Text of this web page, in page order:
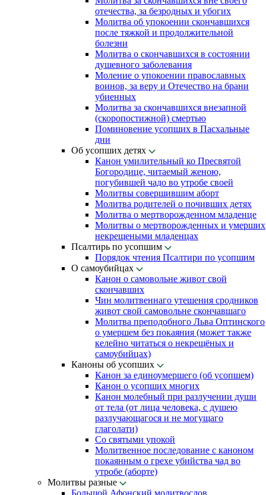
отечества, за безродных и убогих
Молитва об упокоении скончавшихся
после тяжкой и продолжительной
болезни
Молитва о скончавшихся в состоянии
душевного заболевания
Моление о упокоении православных
воинов, за веру и Отечество на брани
убиенных
Молитва за скончавшихся внезапной
(скоропостижной) смертью
Поминовение усопших в Пасхальные
дни
Об усопших детях
Канон умилительный ко Пресвятой
Богородице, читаемый женою,
погубившей чадо во утробе своей
Молитвы совершившим аборт
Молитва родителей о почивших детях
Молитва о мертворожденном младенце
Молитвы о мертворожденных и умерших
некрещеными младенцах
Псалтирь по усопшим
Порядок чтения Псалтири по усопшим
О самоубийцах
Канон о самовольне живот свой
скончавших
Чин молитвеннаго утешения сродников
живот свой самовольне скончавшаго
Молитва преподобного Льва Оптинского
о умершем без покаяния (может также
келейно читаться о некрещёных и
самоубийцах)
Каноны об усопших
Канон за единоумершего (об усопшем)
Канон о усопших многих
Канон молебный при разлучении души
от тела (от лица человека, с душею
разлучающагося и не могущаго
глаголати)
Со святыми упокой
Молитвенное последование с каноном
покаянным о грехе убийства чад во
утробе (аборте)
Молитвы разные
Большой Афонский молитвослов